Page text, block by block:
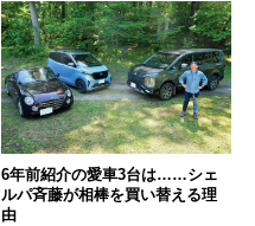
6年前紹介の愛車3台は……シェ
ルパ斉藤が相棒を買い替える理
由